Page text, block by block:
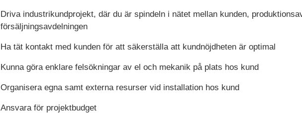
Driva industrikundprojekt, där du är spindeln i nätet mellan kunden,
försäljningsavdelningen
Ha tät kontakt med kunden för att säkerställa att kundnöjdheten är optimal
Kunna göra enklare felsökningar av el och mekanik på plats hos kund
Organisera egna samt externa resurser vid installation hos kund
Ansvara för projektbudget